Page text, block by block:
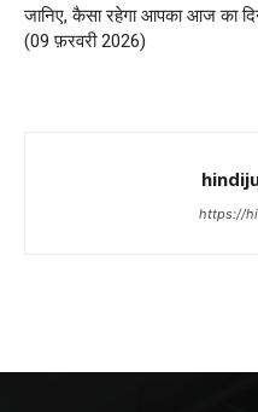
जानिए, कैसा रहेगा आपका आज का
(09 फ़रवरी 2026)
https://